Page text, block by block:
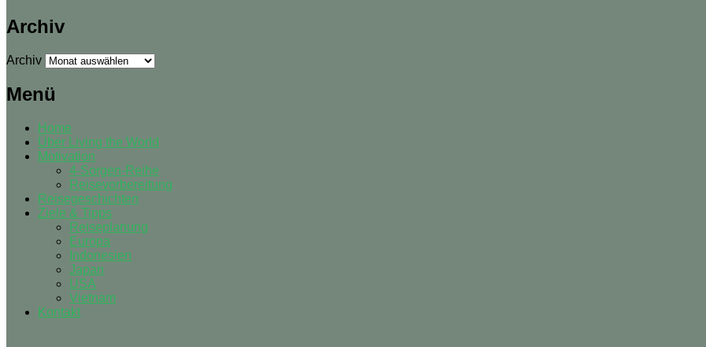
Archiv
Archiv
Menü
Home
Über Living the World
Motivation
4-Sorgen-Reihe
Reisevorbereitung
Reisegeschichten
Ziele & Tipps
Reiseplanung
Europa
Indonesien
Japan
USA
Vietnam
Kontakt